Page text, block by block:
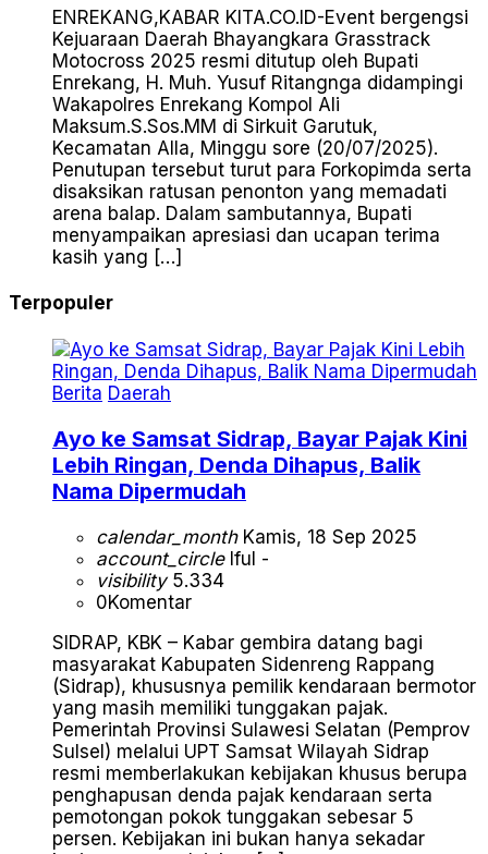
ENREKANG,KABAR KITA.CO.ID-Event bergengsi
Kejuaraan Daerah Bhayangkara Grasstrack
Motocross 2025 resmi ditutup oleh Bupati
Enrekang, H. Muh. Yusuf Ritangnga didampingi
Wakapolres Enrekang Kompol Ali
Maksum.S.Sos.MM di Sirkuit Garutuk,
Kecamatan Alla, Minggu sore (20/07/2025).
Penutupan tersebut turut para Forkopimda serta
disaksikan ratusan penonton yang memadati
arena balap. Dalam sambutannya, Bupati
menyampaikan apresiasi dan ucapan terima
kasih yang […]
Terpopuler
Berita Daerah
Ayo ke Samsat Sidrap, Bayar Pajak Kini
Lebih Ringan, Denda Dihapus, Balik
Nama Dipermudah
calendar_monthKamis, 18 Sep 2025
account_circleIful -
visibility5.334
0Komentar
SIDRAP, KBK – Kabar gembira datang bagi
masyarakat Kabupaten Sidenreng Rappang
(Sidrap), khususnya pemilik kendaraan bermotor
yang masih memiliki tunggakan pajak.
Pemerintah Provinsi Sulawesi Selatan (Pemprov
Sulsel) melalui UPT Samsat Wilayah Sidrap
resmi memberlakukan kebijakan khusus berupa
penghapusan denda pajak kendaraan serta
pemotongan pokok tunggakan sebesar 5
persen. Kebijakan ini bukan hanya sekadar